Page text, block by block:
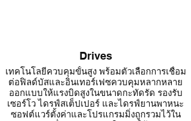
Drives
เทคโนโลยีควบคุมขั้นสูง พร้อมตัวเลือกการเชื่อม
ต่อฟิลด์บัสและอินเทอร์เฟซควบคุมหลากหลาย
ออกแบบให้แรงบิดสูงในขนาดกะทัดรัด รองรับ
เซอร์โว ไดรฟ์สเต็ปเปอร์ และไดรฟ์ยานพาหนะ
ซอฟต์แวร์ตั้งค่าและโปรแกรมมิ่งถูกรวมไว้ใน